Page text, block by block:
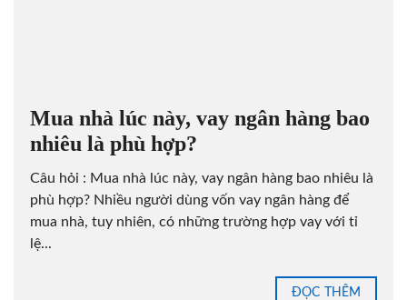
Mua nhà lúc này, vay ngân hàng bao
nhiêu là phù hợp?
Câu hỏi : Mua nhà lúc này, vay ngân hàng bao nhiêu là
phù hợp? Nhiều người dùng vốn vay ngân hàng để
mua nhà, tuy nhiên, có những trường hợp vay với tỉ
lệ...
ĐỌC THÊM